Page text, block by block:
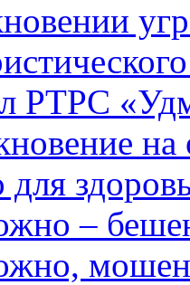
РТРС
на
для
–